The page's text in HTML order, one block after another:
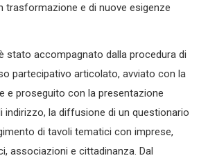
trasformazione e di nuove esigenze
stato accompagnato dalla procedura di
partecipativo articolato, avviato con la
e proseguito con la presentazione
indirizzo, la diffusione di un questionario
di tavoli tematici con imprese,
associazioni e cittadinanza. Dal